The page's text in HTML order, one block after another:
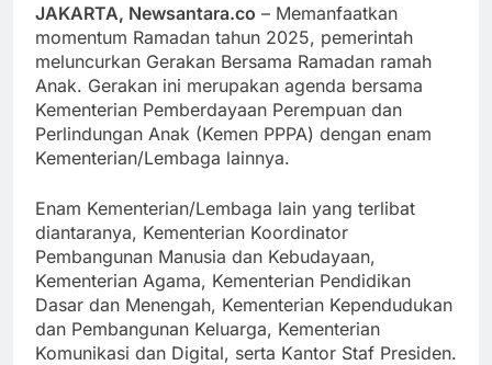
JAKARTA, Newsantara.co – Memanfaatkan
momentum Ramadan tahun 2025, pemerintah
meluncurkan Gerakan Bersama Ramadan ramah
Anak. Gerakan ini merupakan agenda bersama
Kementerian Pemberdayaan Perempuan dan
Perlindungan Anak (Kemen PPPA) dengan enam
Kementerian/Lembaga lainnya.
Enam Kementerian/Lembaga lain yang terlibat
diantaranya, Kementerian Koordinator
Pembangunan Manusia dan Kebudayaan,
Kementerian Agama, Kementerian Pendidikan
Dasar dan Menengah, Kementerian Kependudukan
dan Pembangunan Keluarga, Kementerian
Komunikasi dan Digital, serta Kantor Staf Presiden.